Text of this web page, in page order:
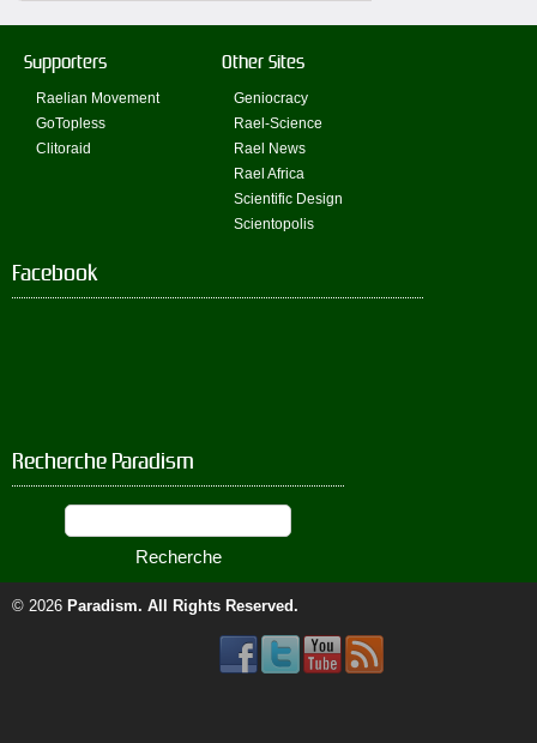
Supporters
Raelian Movement
GoTopless
Clitoraid
Other Sites
Geniocracy
Rael-Science
Rael News
Rael Africa
Scientific Design
Scientopolis
Facebook
Recherche Paradism
© 2026 Paradism. All Rights Reserved.